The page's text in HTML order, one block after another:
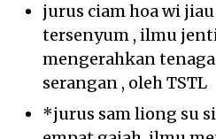
jurus ciam hoa wi
tersenyum , ilmu
mengerahkan
serangan , oleh TSTL
*jurus sam liong su